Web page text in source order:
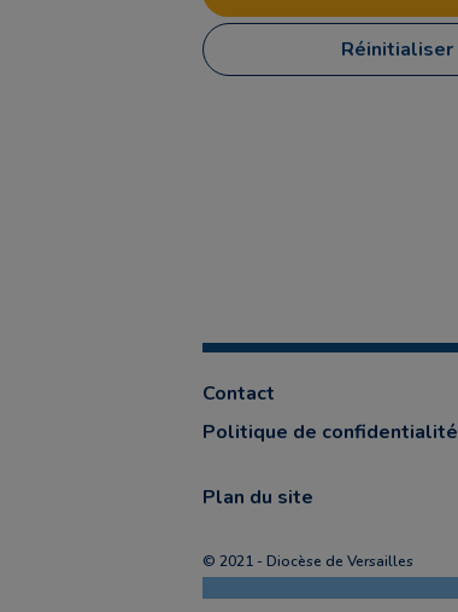
Réinitialiser
Contact
Politique de confidentialité
Plan du site
© 2021 - Diocèse de Versailles